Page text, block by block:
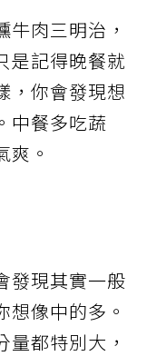
肉三明治，
是記得晚餐就
，你會發現想
中餐多吃蔬
爽。
發現其實一般
像中的多。
都特別大，